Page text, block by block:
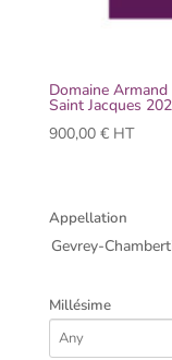
Domaine
Saint Jacques
900,00 € HT
Appellation
Gevrey-
Millésime